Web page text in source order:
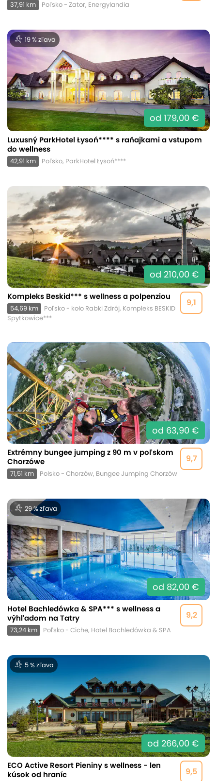
37,91 km Poľsko - Zator, Energylandia
19 % zľava
od 179,00 €
Luxusný ParkHotel Łysoń**** s raňajkami a vstupom
do wellness
42,91 km Poľsko, ParkHotel Łysoń****
od 210,00 €
9,1
Kompleks Beskid*** s wellness a polpenziou
54,69 km
Poľsko - koło Rabki Zdrój, Kompleks BESKID
Spytkowice***
od 63,90 €
9,7
Extrémny bungee jumping z 90 m v poľskom
Chorzówe
71,51 km Polsko - Chorzów, Bungee Jumping Chorzów
29 % zľava
od 82,00 €
9,2
Hotel Bachledówka & SPA*** s wellness a
výhľadom na Tatry
73,24 km Poľsko - Ciche, Hotel Bachledówka & SPA
5 % zľava
od 266,00 €
9,5
ECO Active Resort Pieniny s wellness - len
kúsok od hraníc